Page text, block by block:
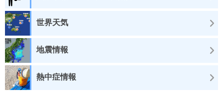
世界天気
地震情報
熱中症情報